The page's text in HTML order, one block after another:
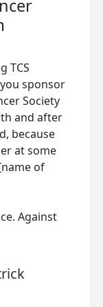
TCS
sponsor
Society
and after
because
at some
of
Against